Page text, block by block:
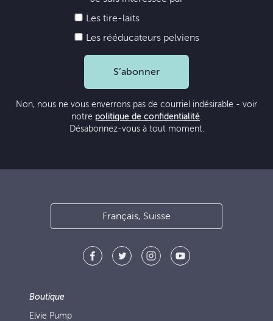
Les tire-laits
Les rééducateurs pelviens
S’abonner
Non, nous ne vous enverrons pas de courriel indésirable - voir
notre politique de confidentialité.
Désabonnez-vous à tout moment.
Français, Suisse
Boutique
Elvie Pump